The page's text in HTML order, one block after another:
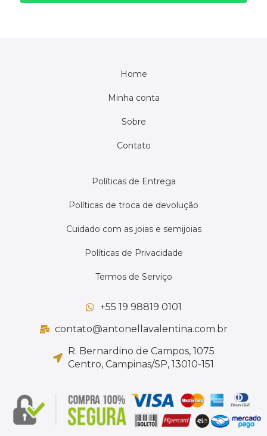
Home
Minha conta
Sobre
Contato
Políticas de Entrega
Políticas de troca de devolução
Cuidado com as joias e semijoias
Políticas de Privacidade
Termos de Serviço
+55 19 98819 0101
contato@antonellavalentina.com.br
R. Bernardino de Campos, 1075
Centro, Campinas/SP, 13010-151